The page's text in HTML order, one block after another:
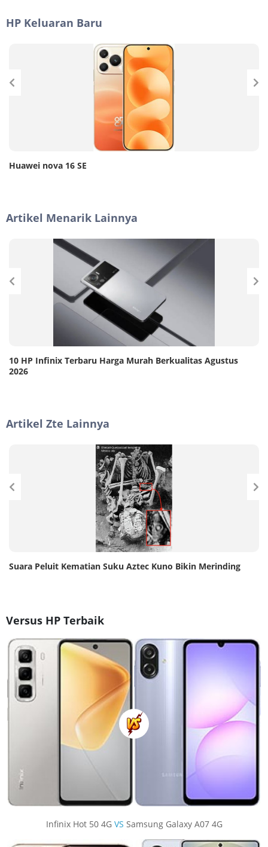
HP Keluaran Baru
Huawei nova 16 SE
Artikel Menarik Lainnya
10 HP Infinix Terbaru Harga Murah Berkualitas Agustus
2026
Artikel Zte Lainnya
Suara Peluit Kematian Suku Aztec Kuno Bikin Merinding
Versus HP Terbaik
Infinix Hot 50 4G VS Samsung Galaxy A07 4G